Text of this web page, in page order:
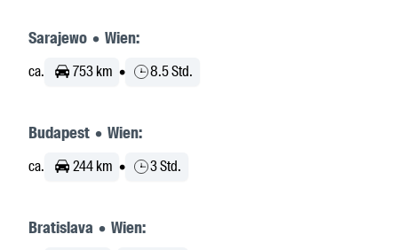
Sarajewo • Wien:
ca. 753 km • 8.5 Std.
Budapest • Wien:
ca. 244 km • 3 Std.
Bratislava • Wien: